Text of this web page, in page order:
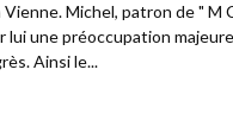
Michel, patron de " M
une préoccupation
Ainsi le...